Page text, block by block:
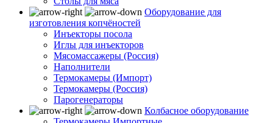
Оборудование для
изготовления копчёностей
Инъекторы посола
Иглы для инъекторов
Мясомассажеры (Россия)
Наполнители
Термокамеры (Импорт)
Термокамеры (Россия)
Парогенераторы
Колбасное оборудование